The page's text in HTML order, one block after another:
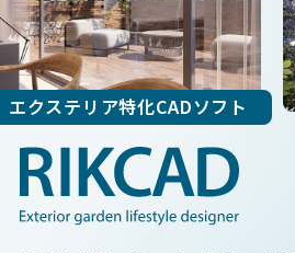
エクステリア特化CADソフト